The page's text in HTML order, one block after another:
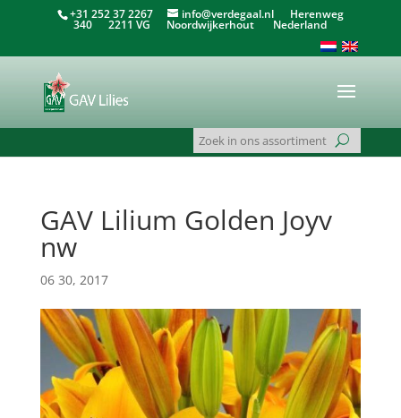
+31 252 37 2267 info@verdegaal.nlHerenweg
340 2211 VG Noordwijkerhout Nederland
GAV Lilium Golden Joyv
nw
06 30, 2017